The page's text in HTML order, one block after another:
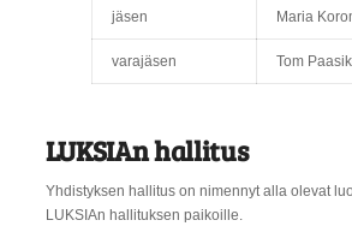
jäsen Maria
varajäsen Tom
LUKSIAn hallitus
Yhdistyksen hallitus on nimennyt alla olevat
LUKSIAn hallituksen paikoille.